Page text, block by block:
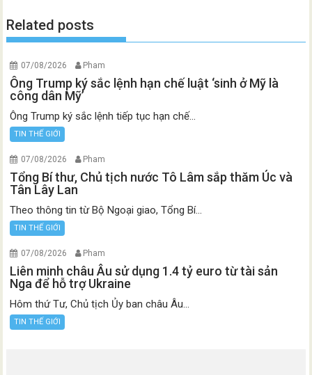
Related posts
07/08/2026 Pham
Ông Trump ký sắc lệnh hạn chế luật ‘sinh ở Mỹ là
công dân Mỹ’
Ông Trump ký sắc lệnh tiếp tục hạn chế...
TIN THẾ GIỚI
07/08/2026 Pham
Tổng Bí thư, Chủ tịch nước Tô Lâm sắp thăm Úc và
Tân Lây Lan
Theo thông tin từ Bộ Ngoại giao, Tổng Bí...
TIN THẾ GIỚI
07/08/2026 Pham
Liên minh châu Âu sử dụng 1.4 tỷ euro từ tài sản
Nga để hỗ trợ Ukraine
Hôm thứ Tư, Chủ tịch Ủy ban châu Âu...
TIN THẾ GIỚI